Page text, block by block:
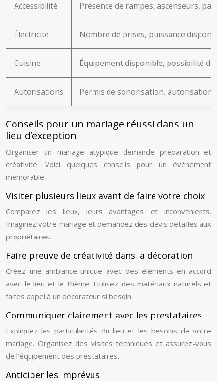
Accessibilité Présence de rampes, ascenseurs,
Électricité Nombre de prises, puissance
Cuisine Équipement disponible, possibilité
Autorisations Permis de sonorisation, autorisation
Conseils pour un mariage réussi dans un
lieu d’exception
Organiser un mariage atypique demande préparation et
créativité. Voici quelques conseils pour un événement
mémorable.
Visiter plusieurs lieux avant de faire votre choix
Comparez les lieux, leurs avantages et inconvénients.
Imaginez votre mariage et demandez des devis détaillés aux
propriétaires.
Faire preuve de créativité dans la décoration
Créez une ambiance unique avec des éléments en accord
avec le lieu et le thème. Utilisez des matériaux naturels et
faites appel à un décorateur si besoin.
Communiquer clairement avec les prestataires
Expliquez les particularités du lieu et les besoins de votre
mariage. Organisez des visites techniques et assurez-vous
de l’équipement des prestataires.
Anticiper les imprévus